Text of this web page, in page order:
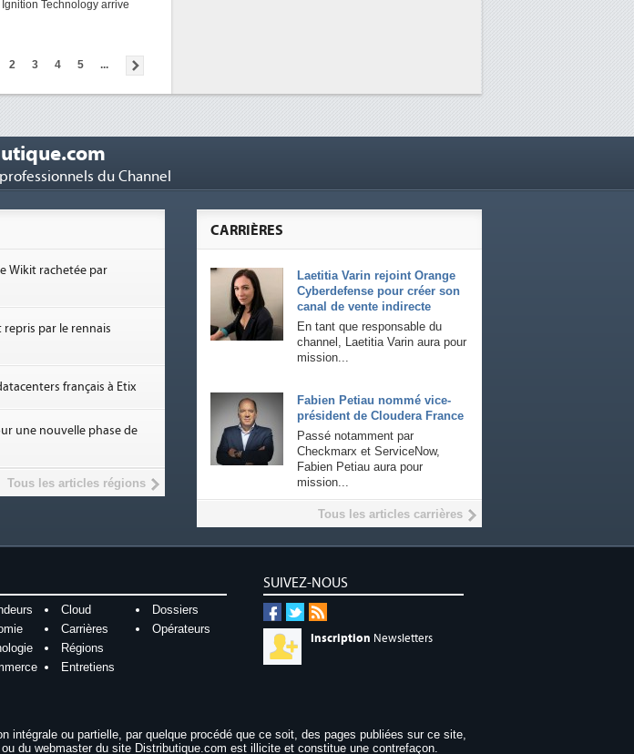
Technology arrive
2 3 4 5 ...
du Channel
CARRIÈRES
Laetitia Varin rejoint Orange
Cyberdefense pour créer son
canal de vente indirecte
En tant que responsable du
channel, Laetitia Varin aura pour
mission...
Fabien Petiau nommé vice-
président de Cloudera France
Passé notamment par
Checkmarx et ServiceNow,
Fabien Petiau aura pour
mission...
Tous les articles carrières
Wikit rachetée par
par le rennais
français à Etix
une nouvelle phase de
Tous les articles régions
SUIVEZ-NOUS
Inscription Newsletters
Cloud
Dossiers
Carrières
Opérateurs
Régions
Entretiens
intégrale ou partielle, par quelque procédé que ce soit, des pages publiées sur ce site,
du webmaster du site Distributique.com est illicite et constitue une contrefaçon.